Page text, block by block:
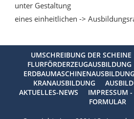
unter Gestaltung
eines einheitlichen ->
UMSCHREIBUNG DER SCHEINE
FLURFÖRDERZEUGAUSBILDUNG
ERDBAUMASCHINENAUSBILDUNG
KRANAUSBILDUNG
AKTUELLES-NEWS
IMPRESSUM
FORMULAR